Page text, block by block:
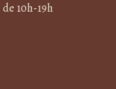
10h-19h